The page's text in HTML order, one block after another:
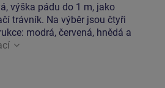
výška pádu do 1 m, jako
trávník. Na výběr jsou čtyři
modrá, červená, hnědá a